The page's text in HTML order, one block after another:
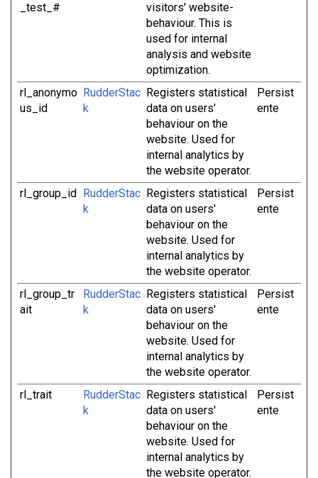
_test_#
visitors' website-
behaviour. This is
used for internal
analysis and website
optimization.
rl_anonymo
us_id
RudderStac
k
Registers statistical
data on users'
behaviour on the
website. Used for
internal analytics by
the website operator.
Persist
ente
rl_group_id
RudderStac
k
Registers statistical
data on users'
behaviour on the
website. Used for
internal analytics by
the website operator.
Persist
ente
rl_group_tr
ait
RudderStac
k
Registers statistical
data on users'
behaviour on the
website. Used for
internal analytics by
the website operator.
Persist
ente
rl_trait
RudderStac
k
Registers statistical
data on users'
behaviour on the
website. Used for
internal analytics by
the website operator.
Persist
ente